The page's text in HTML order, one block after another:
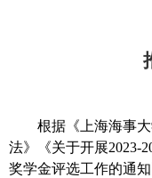
根据《上海海事
法》《关于开展2023-
奖学金评选工作的通